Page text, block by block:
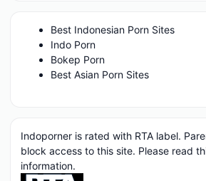
Best Indonesian Porn Sites
Indo Porn
Bokep Porn
Best Asian Porn Sites
Indoporner is rated with RTA label.
block access to this site. Please read
information.